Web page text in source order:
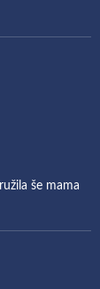
še mama